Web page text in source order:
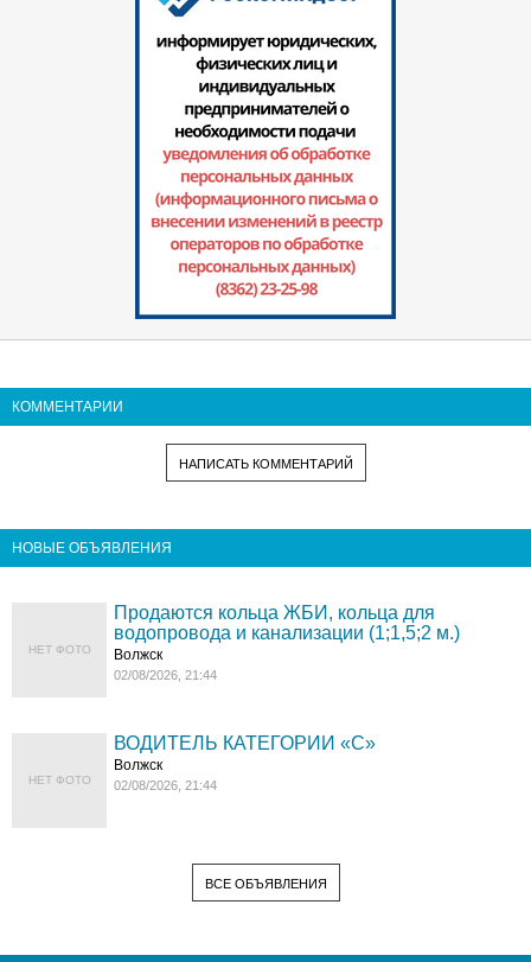
КОММЕНТАРИИ
НАПИСАТЬ КОММЕНТАРИЙ
НОВЫЕ ОБЪЯВЛЕНИЯ
НЕТ ФОТО
Продаются кольца ЖБИ, кольца для
водопровода и канализации (1;1,5;2 м.)
Волжск
02/08/2026, 21:44
НЕТ ФОТО
ВОДИТЕЛЬ КАТЕГОРИИ «C»
Волжск
02/08/2026, 21:44
ВСЕ ОБЪЯВЛЕНИЯ